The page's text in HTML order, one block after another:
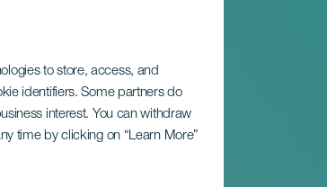
to store, access, and
identifiers. Some partners do
interest. You can withdraw
time by clicking on “Learn More”